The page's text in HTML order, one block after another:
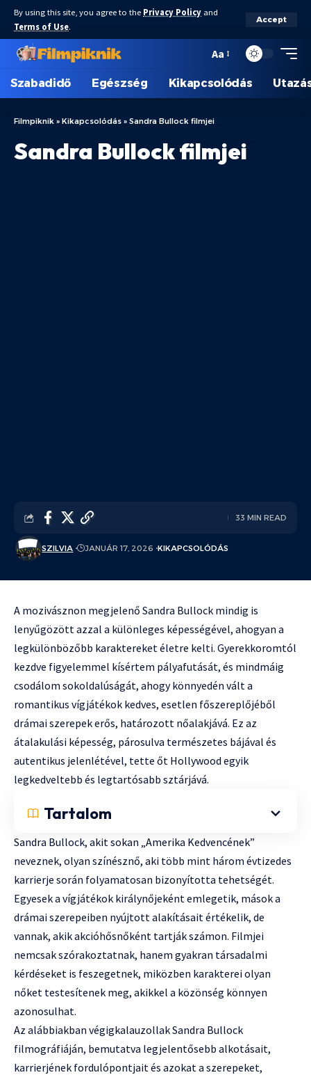
By using this site, you agree to the Privacy Policy and
Terms of Use.
Accept
Aa
Szabadidő Egészség Kikapcsolódás
Filmpiknik » Kikapcsolódás » Sandra Bullock filmjei
Sandra Bullock filmjei
SZILVIA JANUÁR 17, 2026 KIKAPCSOLÓDÁS
33 MIN READ
A mozivásznon megjelenő Sandra Bullock mindig is
lenyűgözött azzal a különleges képességével, ahogyan a
legkülönbözőbb karaktereket életre kelti. Gyerekkoromtól
kezdve figyelemmel kísértem pályafutását, és mindmáig
csodálom sokoldalúságát, ahogy könnyedén vált a
romantikus vígjátékok kedves, esetlen főszereplőjéből
drámai szerepek erős, határozott nőalakjává. Ez az
átalakulási képesség, párosulva természetes bájával és
autentikus jelenlétével, tette őt Hollywood egyik
legkedveltebb és legtartósabb sztárjává.
Tartalom
Sandra Bullock, akit sokan „Amerika Kedvencének”
neveznek, olyan színésznő, aki több mint három évtizedes
karrierje során folyamatosan bizonyította tehetségét.
Egyesek a vígjátékok királynőjeként emlegetik, mások a
drámai szerepeiben nyújtott alakításait értékelik, de
vannak, akik akcióhősnőként tartják számon. Filmjei
nemcsak szórakoztatnak, hanem gyakran társadalmi
kérdéseket is feszegetnek, miközben karakterei olyan
nőket testesítenek meg, akikkel a közönség könnyen
azonosulhat.
Az alábbiakban végigkalauzollak Sandra Bullock
filmográfiáján, bemutatva legjelentősebb alkotásait,
karrierjének fordulópontjait és azokat a szerepeket,